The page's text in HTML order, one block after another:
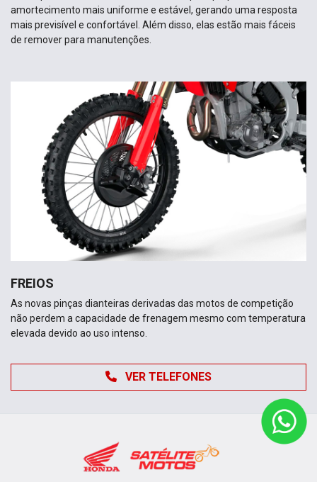
amortecimento mais uniforme e estável, gerando uma resposta
mais previsível e confortável. Além disso, elas estão mais fáceis
de remover para manutenções.
FREIOS
As novas pinças dianteiras derivadas das motos de competição
não perdem a capacidade de frenagem mesmo com temperatura
elevada devido ao uso intenso.
VER TELEFONES